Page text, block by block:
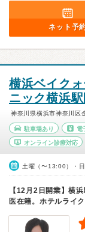
ネット予
横浜ベイク
ニック横浜
神奈川県横浜市神奈川区
駐車場あり 電
オンライン診療対応
土曜（〜13:00）・
【12月2日開業】横
医在籍。ホテルライク